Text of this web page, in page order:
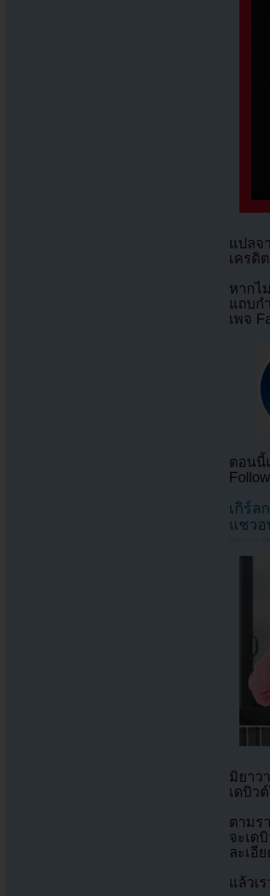
แปล
เครดิ
หากไ
แถบก
เพจ
ตอนนี้
เกิร์ล
แชว
มิยาว
เดบิว
ตามร
จะเ
ละเอี
แล้วเ